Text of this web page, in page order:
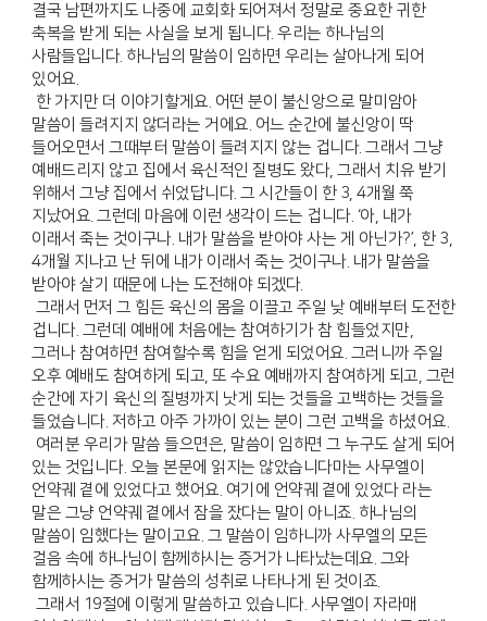
결국 남편까지도 나중에 교회화 되어져서 정말로 중요한 귀한
축복을 받게 되는 사실을 보게 됩니다. 우리는 하나님의
사람들입니다. 하나님의 말씀이 임하면 우리는 살아나게 되어
있어요.
한 가지만 더 이야기할게요. 어떤 분이 불신앙으로 말미암아
말씀이 들려지지 않더라는 거에요. 어느 순간에 불신앙이 딱
들어오면서 그때부터 말씀이 들려지지 않는 겁니다. 그래서 그냥
예배드리지 않고 집에서 육신적인 질병도 왔다, 그래서 치유 받기
위해서 그냥 집에서 쉬었답니다. 그 시간들이 한 3, 4개월 쭉
지났어요. 그런데 마음에 이런 생각이 드는 겁니다. ‘아, 내가
이래서 죽는 것이구나. 내가 말씀을 받아야 사는 게 아닌가?’, 한 3,
4개월 지나고 난 뒤에 내가 이래서 죽는 것이구나. 내가 말씀을
받아야 살기 때문에 나는 도전해야 되겠다.
그래서 먼저 그 힘든 육신의 몸을 이끌고 주일 낮 예배부터 도전한
겁니다. 그런데 예배에 처음에는 참여하기가 참 힘들었지만,
그러나 참여하면 참여할수록 힘을 얻게 되었어요. 그러니까 주일
오후 예배도 참여하게 되고, 또 수요 예배까지 참여하게 되고, 그런
순간에 자기 육신의 질병까지 낫게 되는 것들을 고백하는 것들을
들었습니다. 저하고 아주 가까이 있는 분이 그런 고백을 하셨어요.
여러분 우리가 말씀 들으면은, 말씀이 임하면 그 누구도 살게 되어
있는 것입니다. 오늘 본문에 읽지는 않았습니다마는 사무엘이
언약궤 곁에 있었다고 했어요. 여기에 언약궤 곁에 있었다 라는
말은 그냥 언약궤 곁에서 잠을 잤다는 말이 아니죠. 하나님의
말씀이 임했다는 말이고요. 그 말씀이 임하니까 사무엘의 모든
걸음 속에 하나님이 함께하시는 증거가 나타났는데요. 그와
함께하시는 증거가 말씀의 성취로 나타나게 된 것이죠.
그래서 19절에 이렇게 말씀하고 있습니다. 사무엘이 자라매